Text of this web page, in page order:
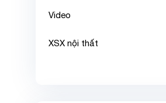
Video
XSX nội thất